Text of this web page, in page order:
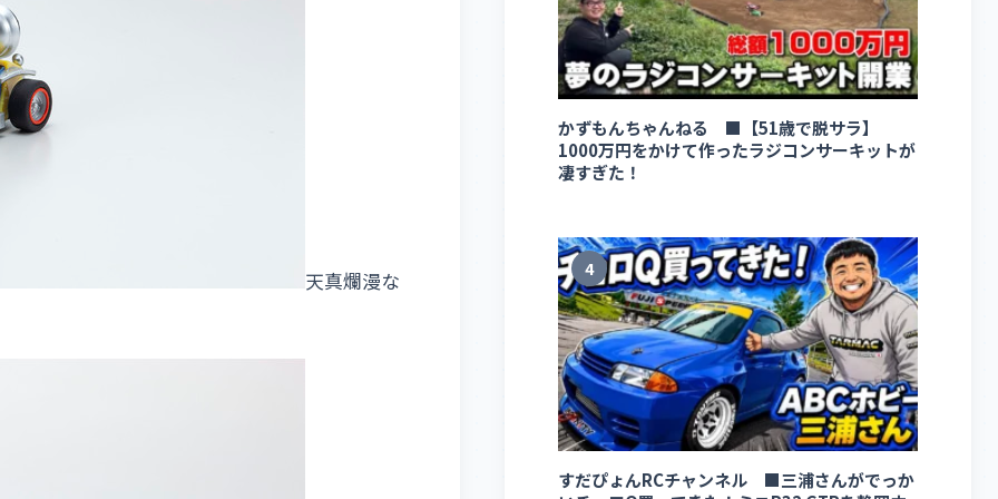
天真爛漫な
かずもんちゃんねる ■【51歳で脱サラ】
1000万円をかけて作ったラジコンサーキットが
凄すぎた！
4
すだぴょんRCチャンネル ■三浦さんがでっか